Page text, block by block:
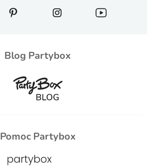
Blog Partybox
Pomoc Partybox